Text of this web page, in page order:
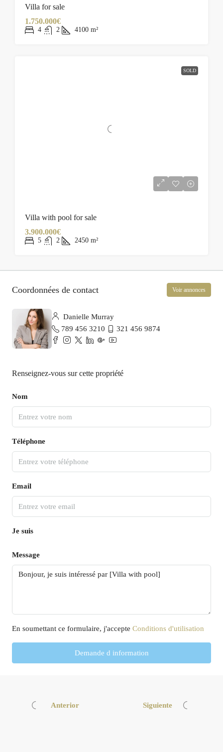
Villa for sale
1.750.000€
4 2 4100 m²
SOLD
Villa with pool for sale
3.900.000€
5 2 2450 m²
Coordonnées de contact Voir annonces
Danielle Murray
789 456 3210
321 456 9874
Renseignez-vous sur cette propriété
Nom
Téléphone
Email
Je suis
Message
En soumettant ce formulaire, j'accepte Conditions d'utilisation
Demande d information
Anterior Siguiente